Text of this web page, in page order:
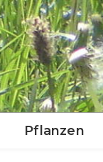
Pflanzen